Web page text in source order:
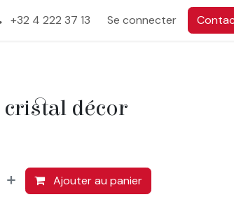
+32 4 222 37 13 Se connecter
cristal décor
Ajouter au panier